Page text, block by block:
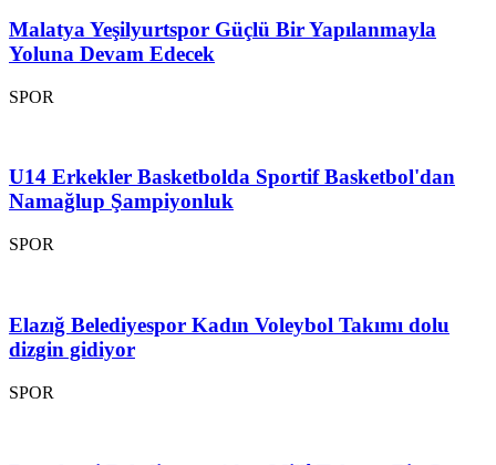
Malatya Yeşilyurtspor Güçlü Bir Yapılanmayla
Yoluna Devam Edecek
SPOR
U14 Erkekler Basketbolda Sportif Basketbol'dan
Namağlup Şampiyonluk
SPOR
Elazığ Belediyespor Kadın Voleybol Takımı dolu
dizgin gidiyor
SPOR